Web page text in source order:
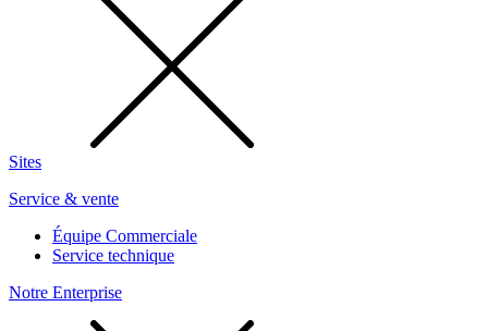
Sites
Service & vente
Équipe Commerciale
Service technique
Notre Enterprise